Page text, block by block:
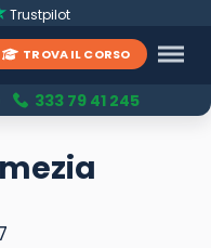
Trustpilot
TROVA IL CORSO
333 79 41 245